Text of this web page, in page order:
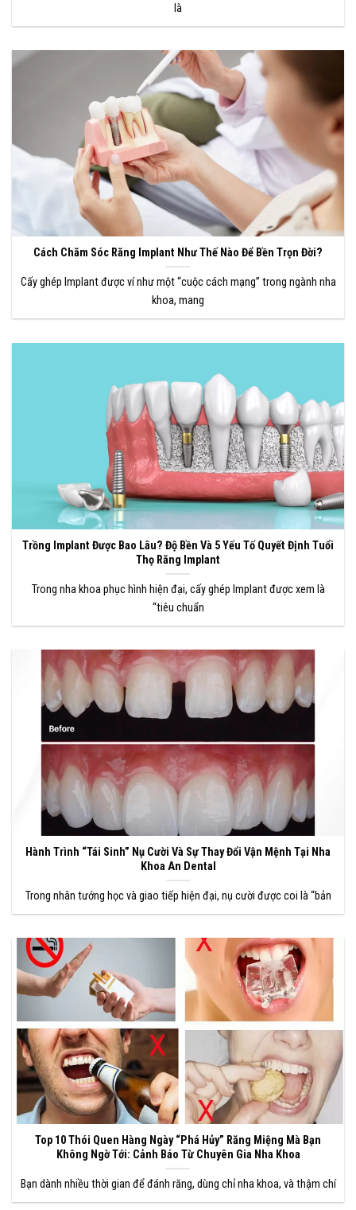
là
Cách Chăm Sóc Răng Implant Như Thế Nào Để Bền Trọn Đời?
Cấy ghép Implant được ví như một “cuộc cách mạng” trong ngành nha
khoa, mang
Trồng Implant Được Bao Lâu? Độ Bền Và 5 Yếu Tố Quyết Định Tuổi
Thọ Răng Implant
Trong nha khoa phục hình hiện đại, cấy ghép Implant được xem là
“tiêu chuẩn
Hành Trình “Tái Sinh” Nụ Cười Và Sự Thay Đổi Vận Mệnh Tại Nha
Khoa An Dental
Trong nhân tướng học và giao tiếp hiện đại, nụ cười được coi là “bản
Top 10 Thói Quen Hàng Ngày “Phá Hủy” Răng Miệng Mà Bạn
Không Ngờ Tới: Cảnh Báo Từ Chuyên Gia Nha Khoa
Bạn dành nhiều thời gian để đánh răng, dùng chỉ nha khoa, và thậm chí